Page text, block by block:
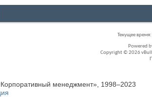
Текущее время:
Powered
Copyright © 2026
менеджмент», 1998–2023